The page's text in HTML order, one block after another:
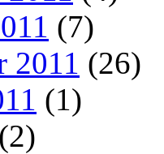
(7)
2011 (26)
(1)
(2)